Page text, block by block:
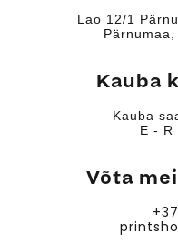
Lao 12/1
Kauba
Kauba
E - R
Võta